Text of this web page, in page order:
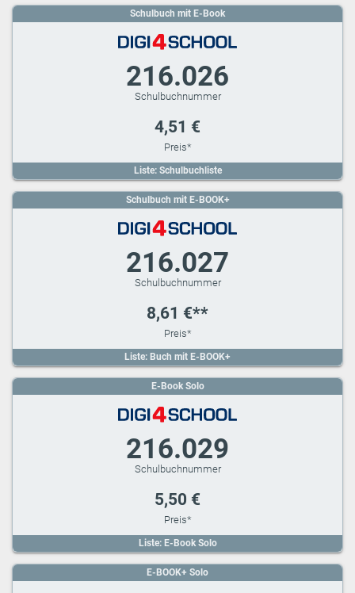
Liste: Schulbuchliste
Schulbuch mit E-Book
216.026
4,51 €
Liste: Buch mit E-BOOK+
Schulbuch mit E-BOOK+
216.027
8,61 €**
Liste: E-Book Solo
E-Book Solo
216.029
5,50 €
E-BOOK+ Solo